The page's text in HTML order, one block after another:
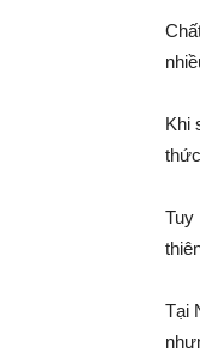
Khi
Tuy
Tại